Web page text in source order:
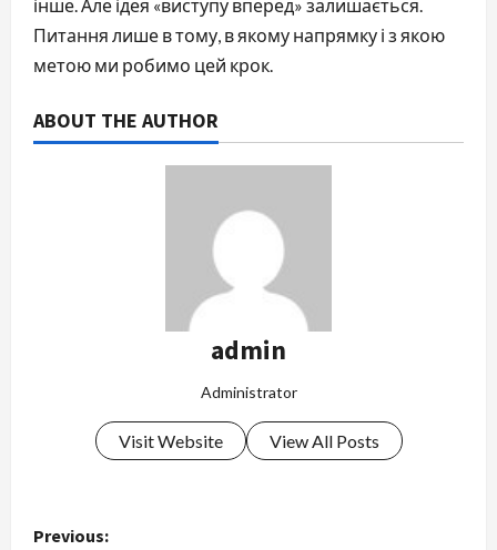
інше. Але ідея «виступу вперед» залишається.
Питання лише в тому, в якому напрямку і з якою
метою ми робимо цей крок.
ABOUT THE AUTHOR
admin
Administrator
Visit Website View All Posts
P
Previous: